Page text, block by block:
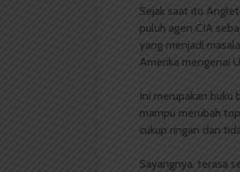
Sejak saat itu
puluh agen CIA
yang menjadi
Amerika mengenai
Ini merupakan buku
mampu merubah
cukup ringan dan
Sayangnya, terasa